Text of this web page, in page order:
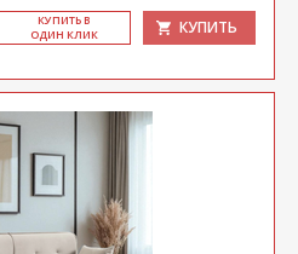
КУ­ПИТЬ В
ОДИН КЛИК
КУПИТЬ